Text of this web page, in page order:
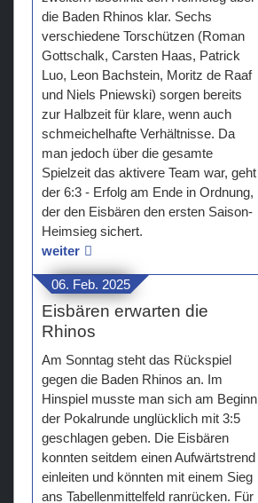
die Baden Rhinos klar. Sechs
verschiedene Torschützen (Roman
Gottschalk, Carsten Haas, Patrick
Luo, Leon Bachstein, Moritz de Raaf
und Niels Pniewski) sorgen bereits
zur Halbzeit für klare, wenn auch
schmeichelhafte Verhältnisse. Da
man jedoch über die gesamte
Spielzeit das aktivere Team war, geht
der 6:3 - Erfolg am Ende in Ordnung,
der den Eisbären den ersten Saison-
Heimsieg sichert.
weiter
06. Feb. 2025
Eisbären erwarten die
Rhinos
Am Sonntag steht das Rückspiel
gegen die Baden Rhinos an. Im
Hinspiel musste man sich am Beginn
der Pokalrunde unglücklich mit 3:5
geschlagen geben. Die Eisbären
konnten seitdem einen Aufwärtstrend
einleiten und könnten mit einem Sieg
ans Tabellenmittelfeld ranrücken. Für